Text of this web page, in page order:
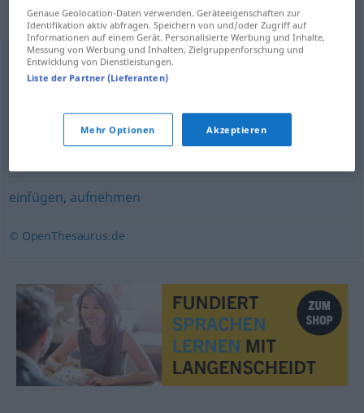
Synonyme für "einbauen"
einführen,einsetzen,entwickeln
einarbeiten,installieren,einrichten,einsetzen,montieren
einfügen, aufnehmen
© OpenThesaurus.de
Genaue Geolocation-Daten verwenden. Geräteeigenschaften zur
Identifikation aktiv abfragen. Speichern von und/oder Zugriff auf
Informationen auf einem Gerät. Personalisierte Werbung und Inhalte,
Messung von Werbung und Inhalten, Zielgruppenforschung und
Entwicklung von Dienstleistungen.
Liste der Partner (Lieferanten)
Mehr Optionen Akzeptieren